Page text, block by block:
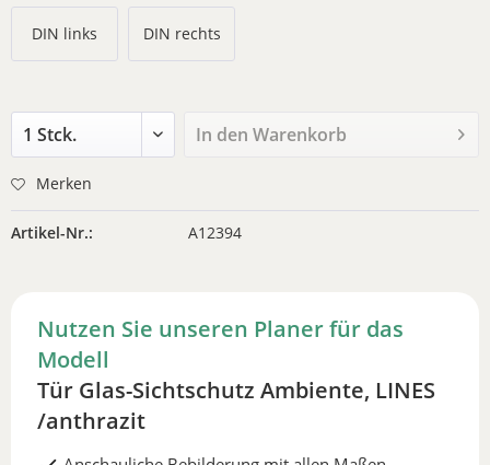
DIN links DIN rechts
In denWarenkorb
Merken
Artikel-Nr.: A12394
Nutzen Sie unseren Planer für das
Modell
Tür Glas-Sichtschutz Ambiente, LINES
/anthrazit